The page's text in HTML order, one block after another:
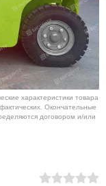
характеристики товара
Окончательные
договором и/или